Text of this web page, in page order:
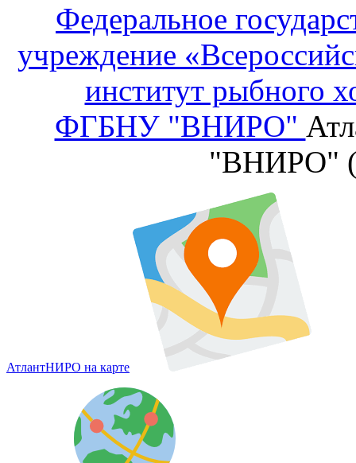
Федеральное
учреждение
институт рыбного
ФГБНУ "ВНИРО"
"ВНИРО"
АтлантНИРО на карте